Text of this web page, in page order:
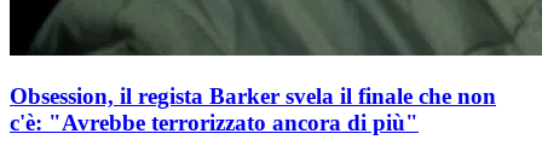
Obsession, il regista Barker svela il finale che non
c'è: "Avrebbe terrorizzato ancora di più"